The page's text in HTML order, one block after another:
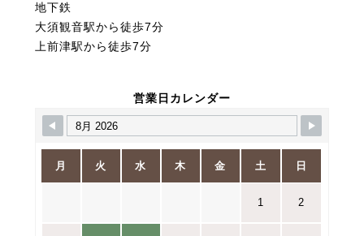
地下鉄
大須観音駅から徒歩7分
上前津駅から徒歩7分
営業日カレンダー
月 火 水 木 金 土 日
1 2